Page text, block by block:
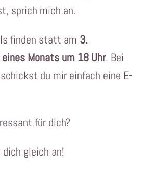
sprich mich an.
finden statt am 3.
Monats um 18 Uhr. Bei
du mir einfach eine E-
für dich?
dich gleich an!